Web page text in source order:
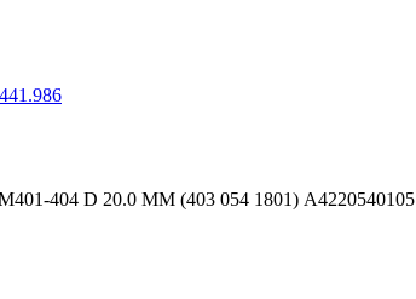
404 D 20.0 ММ (403 054 1801) A4220540105